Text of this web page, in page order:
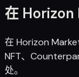
在
在 Horizon
NFT、
处。